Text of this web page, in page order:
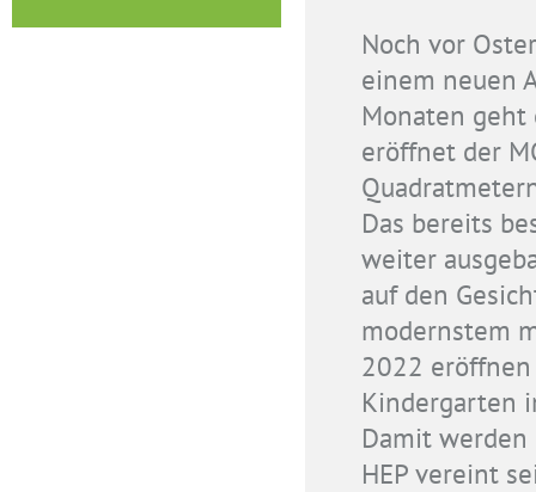
Noch vor
einem neuen
Monaten geht
eröffnet der
Das bereits
weiter
auf den
modernstem
2022
Kindergarten
Damit
HEP vereint